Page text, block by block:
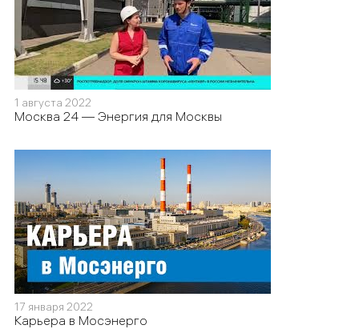
1 августа 2022
Москва 24 — Энергия для Москвы
17 января 2022
Карьера в Мосэнерго